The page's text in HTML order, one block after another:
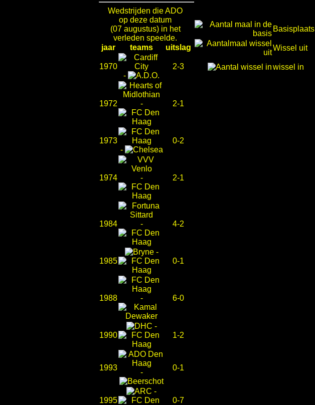
Wedstrijden die ADO
op deze datum
(07 augustus) in het
verleden speelde.
jaar
teams uitslag
1970
-
2-3
1972 - 2-1
1973
-
0-2
1974 - 2-1
1984 - 4-2
1985
-
0-1
1988 - 6-0
1990
-
1-2
1993
-
0-1
1995
-
0-7
Basisplaats
Wissel uit
wissel in